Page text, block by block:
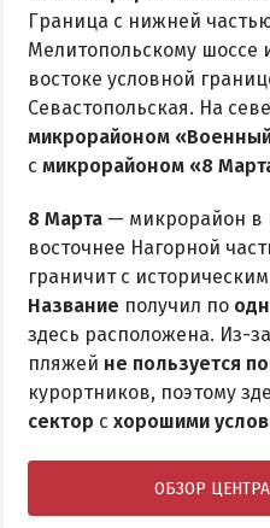
Граница с нижней
Мелитопольскому шоссе
востоке условной
Севастопольская. На
микрорайоном
с микрорайоном «8
8 Марта — микрорайон в
восточнее Нагорной
граничит с
Название получил по
здесь расположена. Из-
пляжей не пользуется
курортников, поэтому
сектор с хорошими
ОБЗОР